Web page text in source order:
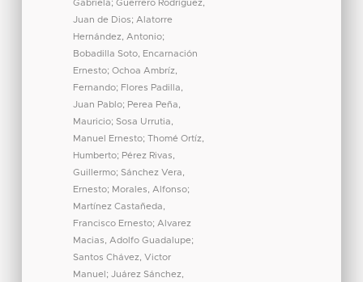
Gabriela; Guerrero Rodríguez,
Juan de Dios; Alatorre
Hernández, Antonio;
Bobadilla Soto, Encarnación
Ernesto; Ochoa Ambríz,
Fernando; Flores Padilla,
Juan Pablo; Perea Peña,
Mauricio; Sosa Urrutia,
Manuel Ernesto; Thomé Ortíz,
Humberto; Pérez Rivas,
Guillermo; Sánchez Vera,
Ernesto; Morales, Alfonso;
Martínez Castañeda,
Francisco Ernesto; Alvarez
Macias, Adolfo Guadalupe;
Santos Chávez, Victor
Manuel ; Juárez Sánchez,